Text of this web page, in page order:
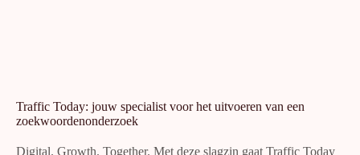
Traffic Today: jouw specialist voor het uitvoeren van een
zoekwoordenonderzoek
Digital. Growth. Together. Met deze slagzin gaat Traffic Today